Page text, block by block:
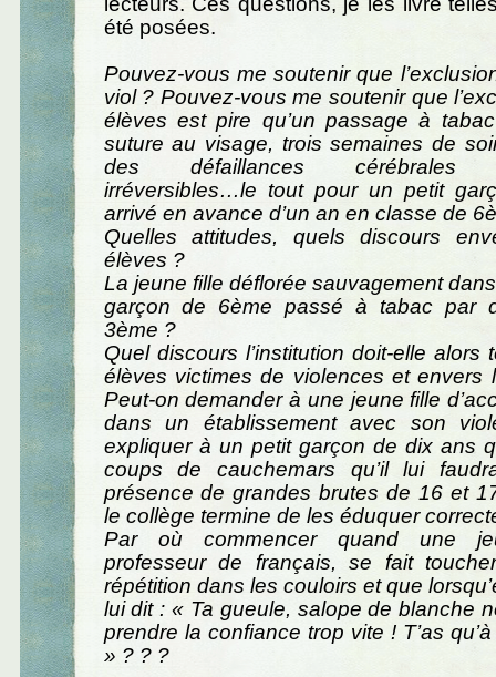
été posées.
Pouvez-vous me soutenir que
viol ? Pouvez-vous me soutenir que
élèves est pire qu’un passage à
suture au visage, trois semaines de
des défaillances cérébrales
irréversibles…le tout pour un petit
arrivé en avance d’un an en classe de
Quelles attitudes, quels discours
élèves ?
La jeune fille déflorée sauvagement
garçon de 6ème passé à tabac par
3ème ?
Quel discours l’institution doit-elle alors
élèves victimes de violences et envers
Peut-on demander à une jeune fille
dans un établissement avec son
expliquer à un petit garçon de dix ans
coups de cauchemars qu’il lui
présence de grandes brutes de 16 et
le collège termine de les éduquer
Par où commencer quand une
professeur de français, se fait
répétition dans les couloirs et que
lui dit : « Ta gueule, salope de blanche
prendre la confiance trop vite ! T’as
» ? ? ?